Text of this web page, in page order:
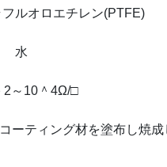
ルオロエチレン(PTFE)
～10＾4Ω/□
ーティング材を塗布し焼